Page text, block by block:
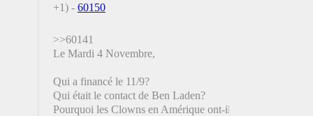
+1) - 60150
>>60141
Le Mardi 4 Novembre,
Qui a financé le 11/9?
Qui était le contact de Ben Laden?
Pourquoi les Clowns en Amérique ont-ils été